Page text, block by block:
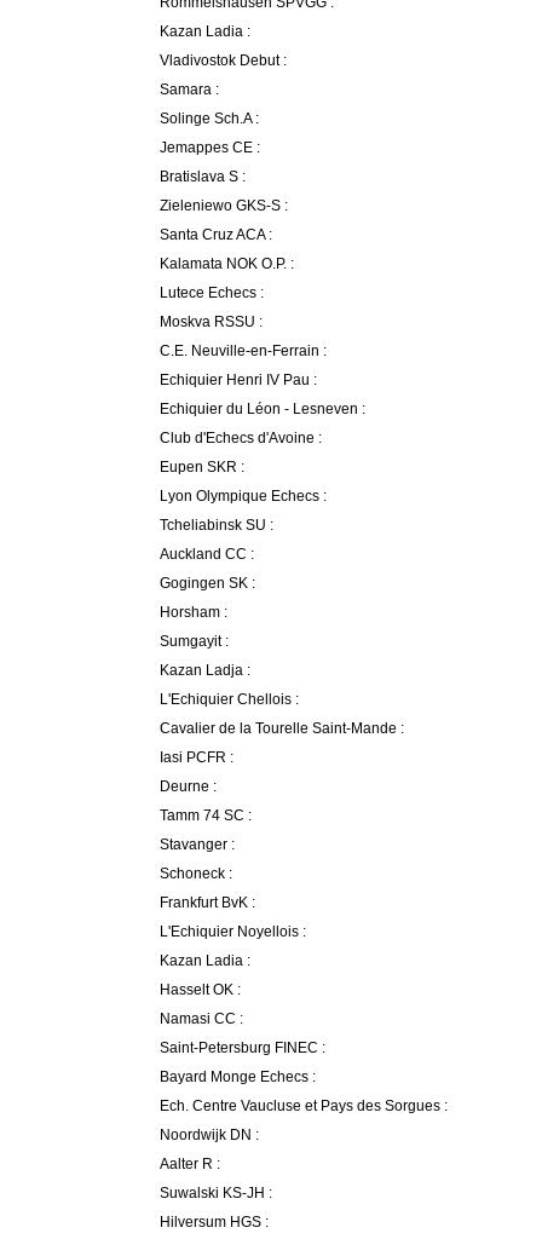
Kazan Ladia :
Vladivostok Debut :
Samara :
Solinge Sch.A :
Jemappes CE :
Bratislava S :
Zieleniewo GKS-S :
Santa Cruz ACA :
Kalamata NOK O.P. :
Lutece Echecs :
Moskva RSSU :
C.E. Neuville-en-Ferrain :
Echiquier Henri IV Pau :
Echiquier du Léon - Lesneven :
Club d'Echecs d'Avoine :
Eupen SKR :
Lyon Olympique Echecs :
Tcheliabinsk SU :
Auckland CC :
Gogingen SK :
Horsham :
Sumgayit :
Kazan Ladja :
L'Echiquier Chellois :
Cavalier de la Tourelle Saint-Mande :
Iasi PCFR :
Deurne :
Tamm 74 SC :
Stavanger :
Schoneck :
Frankfurt BvK :
L'Echiquier Noyellois :
Kazan Ladia :
Hasselt OK :
Namasi CC :
Saint-Petersburg FINEC :
Bayard Monge Echecs :
Ech. Centre Vaucluse et Pays des Sorgues :
Noordwijk DN :
Aalter R :
Suwalski KS-JH :
Hilversum HGS :